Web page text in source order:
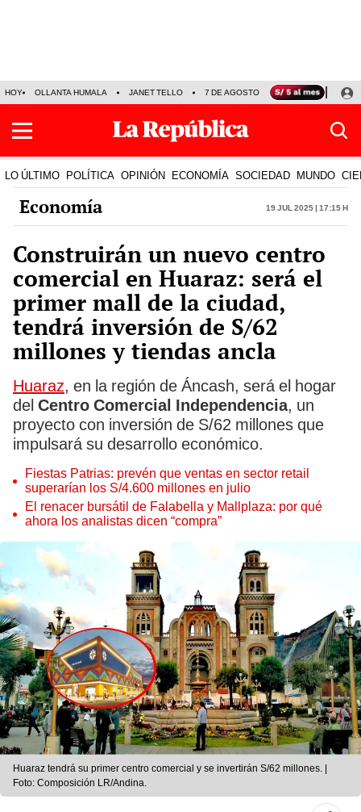
HOY OLLANTA HUMALA JANET TELLO 7 DE AGOSTO TINKA RESULTADOS
LO ÚLTIMO POLÍTICA OPINIÓN ECONOMÍA SOCIEDAD MUNDO
Economía 19 Jul 2025 | 17:15 h
Construirán un nuevo centro
comercial en Huaraz: será el
primer mall de la ciudad,
tendrá inversión de S/62
millones y tiendas ancla
Huaraz, en la región de Áncash, será el hogar
del Centro Comercial Independencia, un
proyecto con inversión de S/62 millones que
impulsará su desarrollo económico.
Fiestas Patrias: prevén que ventas en sector retail
superarían los S/4.600 millones en julio
El renacer bursátil de Falabella y Mallplaza: por qué
ahora los analistas dicen “compra”
Huaraz tendrá su primer centro comercial y se invertirán S/62 millones. |
Foto: Composición LR/Andina.